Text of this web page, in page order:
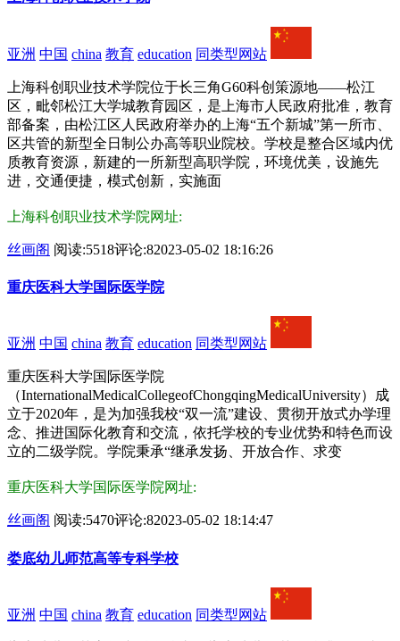
亚洲 中国 china 教育 education 同类型网站
上海科创职业技术学院位于长三角G60科创策源地——松江
区，毗邻松江大学城教育园区，是上海市人民政府批准，教育
部备案，由松江区人民政府举办的上海“五个新城”第一所市、
区共管的新型全日制公办高等职业院校。学校是整合区域内优
质教育资源，新建的一所新型高职学院，环境优美，设施先
进，交通便捷，模式创新，实施面
上海科创职业技术学院网址:
丝画阁 阅读:5518评论:82023-05-02 18:16:26
重庆医科大学国际医学院
亚洲 中国 china 教育 education 同类型网站
重庆医科大学国际医学院
（InternationalMedicalCollegeofChongqingMedicalUniversity）成
立于2020年，是为加强我校“双一流”建设、贯彻开放式办学理
念、推进国际化教育和交流，依托学校的专业优势和特色而设
立的二级学院。学院秉承“继承发扬、开放合作、求变
重庆医科大学国际医学院网址:
丝画阁 阅读:5470评论:82023-05-02 18:14:47
娄底幼儿师范高等专科学校
亚洲 中国 china 教育 education 同类型网站